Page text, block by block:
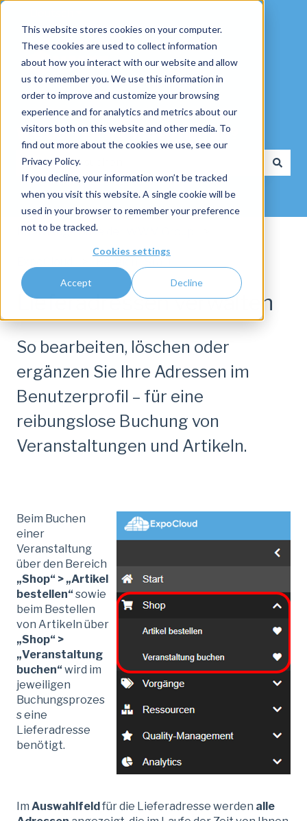
This website stores cookies on your computer.
These cookies are used to collect information
about how you interact with our website and allow
us to remember you. We use this information in
order to improve and customize your browsing
experience and for analytics and metrics about our
visitors both on this website and other media. To
find out more about the cookies we use, see our
Privacy Policy.
If you decline, your information won’t be tracked
when you visit this website. A single cookie will be
used in your browser to remember your preference
not to be tracked.
Cookies settings
Accept Decline
Wie dürfen wir Ihnen helfen?
Es gibt keine Vorschläge, da das Suchfeld leer ist.
Knowledge Base der WWM Group
Lieferadressen verwalten
So bearbeiten, löschen oder
ergänzen Sie Ihre Adressen im
Benutzerprofil – für eine
reibungslose Buchung von
Veranstaltungen und Artikeln.
Beim Buchen
einer
Veranstaltung
über den Bereich
„Shop“ > „Artikel
bestellen“ sowie
beim Bestellen
von Artikeln über
„Shop“ >
„Veranstaltung
buchen“ wird im
jeweiligen
Buchungsprozes
s eine
Lieferadresse
benötigt.
Im Auswahlfeld für die Lieferadresse werden alle